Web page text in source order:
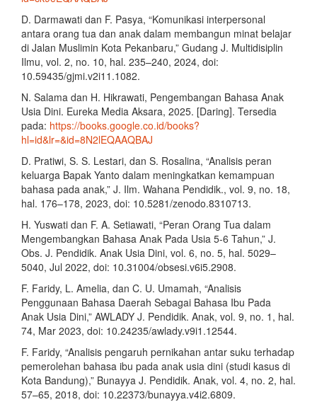
D. Darmawati dan F. Pasya, “Komunikasi interpersonal
antara orang tua dan anak dalam membangun minat belajar
di Jalan Muslimin Kota Pekanbaru,” Gudang J. Multidisiplin
Ilmu, vol. 2, no. 10, hal. 235–240, 2024, doi:
10.59435/gjmi.v2i11.1082.
N. Salama dan H. Hikrawati, Pengembangan Bahasa Anak
Usia Dini. Eureka Media Aksara, 2025. [Daring]. Tersedia
pada: https://books.google.co.id/books?
hl=id&lr=&id=8N2lEQAAQBAJ
D. Pratiwi, S. S. Lestari, dan S. Rosalina, “Analisis peran
keluarga Bapak Yanto dalam meningkatkan kemampuan
bahasa pada anak,” J. Ilm. Wahana Pendidik., vol. 9, no. 18,
hal. 176–178, 2023, doi: 10.5281/zenodo.8310713.
H. Yuswati dan F. A. Setiawati, “Peran Orang Tua dalam
Mengembangkan Bahasa Anak Pada Usia 5-6 Tahun,” J.
Obs. J. Pendidik. Anak Usia Dini, vol. 6, no. 5, hal. 5029–
5040, Jul 2022, doi: 10.31004/obsesi.v6i5.2908.
F. Faridy, L. Amelia, dan C. U. Umamah, “Analisis
Penggunaan Bahasa Daerah Sebagai Bahasa Ibu Pada
Anak Usia Dini,” AWLADY J. Pendidik. Anak, vol. 9, no. 1, hal.
74, Mar 2023, doi: 10.24235/awlady.v9i1.12544.
F. Faridy, “Analisis pengaruh pernikahan antar suku terhadap
pemerolehan bahasa ibu pada anak usia dini (studi kasus di
Kota Bandung),” Bunayya J. Pendidik. Anak, vol. 4, no. 2, hal.
57–65, 2018, doi: 10.22373/bunayya.v4i2.6809.